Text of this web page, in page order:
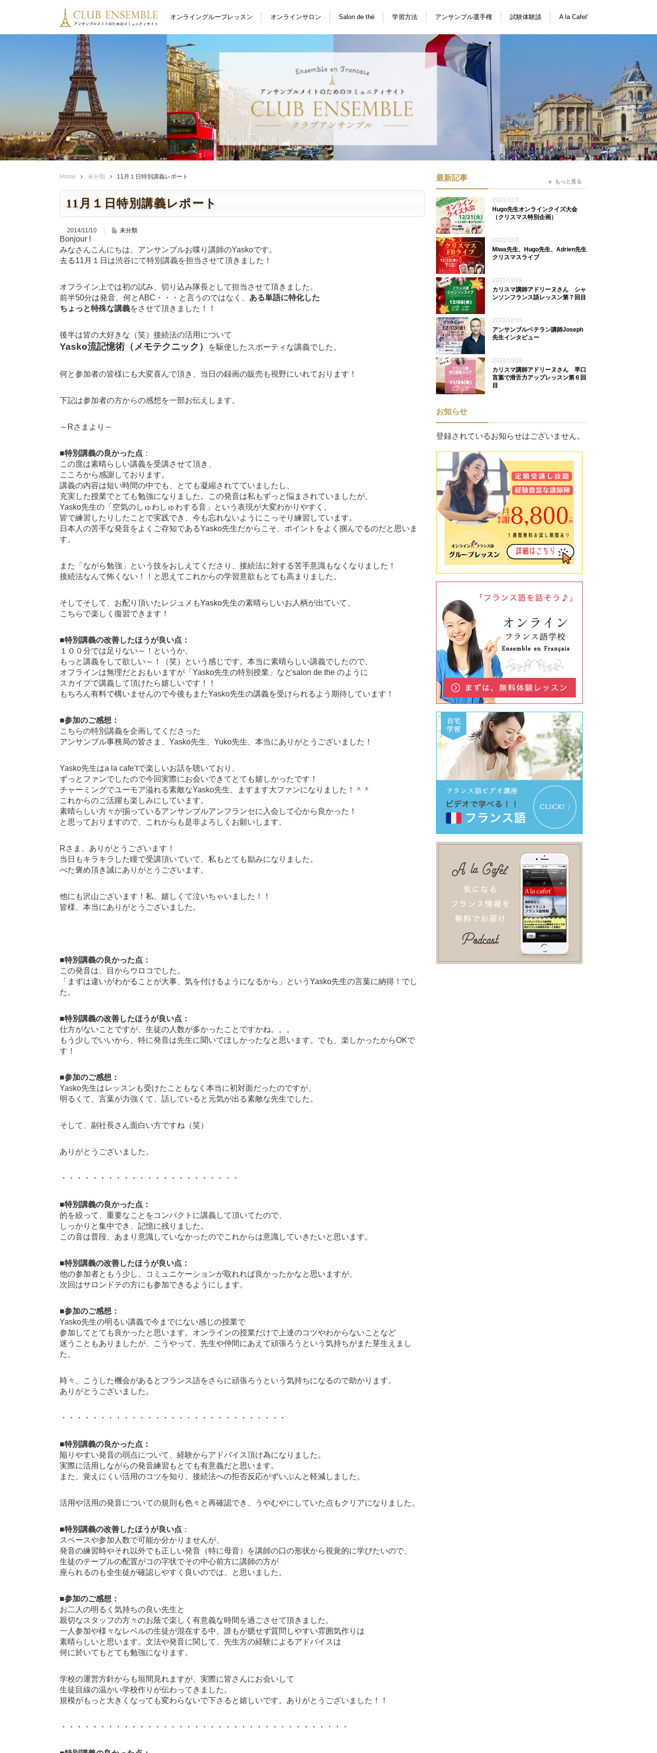
オンライングループレッスン オンラインサロン Salon de thé 学習方法 アンサンブル選手権 試験体験談 A la Cafet’
Home 未分類 11月１日特別講義レポート
11月１日特別講義レポート
2014/11/10 未分類
Bonjour !
みなさんこんにちは、アンサンブルお喋り講師のYaskoです。
去る11月１日は渋谷にて特別講義を担当させて頂きました！
オフライン上では初の試み、切り込み隊長として担当させて頂きました。
前半50分は発音、何とABC・・・と言うのではなく、 ある単語に特化した
ちょっと特殊な講義をさせて頂きました！！
後半は皆の大好きな（笑）接続法の活用について
Yasko流記憶術（メモテクニック） を駆使したスポーティな講義でした。
何と参加者の皆様にも大変喜んで頂き、当日の録画の販売も視野にいれております！
下記は参加者の方からの感想を一部お伝えします。
～Rさまより～
■特別講義の良かった点 ：
この度は素晴らしい講義を受講させて頂き、
こころから感謝しております。
講義の内容は短い時間の中でも、とても凝縮されてていましたし、
充実した授業でとても勉強になりました。この発音は私もずっと悩まされていましたが、
Yasko先生の「空気のしゅわしゅわする音」という表現が大変わかりやすく、
皆で練習したりしたことで実践でき、今も忘れないようにこっそり練習しています。
日本人の苦手な発音をよくご存知であるYasko先生だからこそ、ポイントをよく掴んでるのだと思いま
す。
また「ながら勉強」という技をおしえてくださり、接続法に対する苦手意識もなくなりました！
接続法なんて怖くない！！と思えてこれからの学習意欲もとても高まりました。
そしてそして、お配り頂いたレジュメもYasko先生の素晴らしいお人柄が出ていて、
こちらで楽しく復習できます！
■特別講義の改善したほうが良い点：
１００分では足りない～！というか、
もっと講義をして欲しい～！（笑）という感じです。本当に素晴らしい講義でしたので、
オフラインは無理だとおもいますが「Yasko先生の特別授業」などsalon de the のように
スカイプで講義して頂けたら嬉しいです！！
もちろん有料で構いませんので今後もまたYasko先生の講義を受けられるよう期待しています！
■参加のご感想：
こちらの特別講義を企画してくださった
アンサンブル事務局の皆さま、Yasko先生、Yuko先生、本当にありがとうございました！
Yasko先生はa la cafe’tで楽しいお話を聴いており、
ずっとファンでしたので今回実際にお会いできてとても嬉しかったです！
チャーミングでユーモア溢れる素敵なYasko先生、ますます大ファンになりました！＾＾
これからのご活躍も楽しみにしています。
素晴らしい方々が揃っているアンサンブルアンフランセに入会して心から良かった！
と思っておりますので、これからも是非よろしくお願いします。
Rさま、ありがとうございます！
当日もキラキラした瞳で受講頂いていて、私もとても励みになりました。
べた褒め頂き誠にありがとうございます。
他にも沢山ございます！私、嬉しくて泣いちゃいました！！
皆様、本当にありがとうございました。
■特別講義の良かった点：
この発音は、目からウロコでした。
「まずは違いがわかることが大事、気を付けるようになるから」というYasko先生の言葉に納得！でし
た。
■特別講義の改善したほうが良い点：
仕方がないことですが、生徒の人数が多かったことですかね。。。
もう少しでいいから、特に発音は先生に聞いてほしかったなと思います。でも、楽しかったからOKで
す！
■参加のご感想：
Yasko先生はレッスンも受けたこともなく本当に初対面だったのですが、
明るくて、言葉が力強くて、話していると元気が出る素敵な先生でした。
そして、副社長さん面白い方ですね（笑）
ありがとうございました。
・・・・・・・・・・・・・・・・・・・・・・・
■特別講義の良かった点：
的を絞って、重要なことをコンパクトに講義して頂いてたので、
しっかりと集中でき、記憶に残りました。
この音は普段、あまり意識していなかったのでこれからは意識していきたいと思います。
■特別講義の改善したほうが良い点：
他の参加者ともう少し、コミュニケーションが取れれば良かったかなと思いますが、
次回はサロンドテの方にも参加できるようにします。
■参加のご感想：
Yasko先生の明るい講義で今までにない感じの授業で
参加してとても良かったと思います。オンラインの授業だけで上達のコツやわからないことなど
迷うこともありましたが、こうやって、先生や仲間にあえて頑張ろうという気持ちがまた芽生えまし
た。
時々、こうした機会があるとフランス語をさらに頑張ろうという気持ちになるので助かります。
ありがとうございました。
・・・・・・・・・・・・・・・・・・・・・・・・・・・・・
■特別講義の良かった点：
陥りやすい発音の弱点について、経験からアドバイス頂け為になりました。
実際に活用しながらの発音練習もとても有意義だと思います。
また、覚えにくい活用のコツを知り、接続法への拒否反応がずいぶんと軽減しました。
活用や活用の発音についての規則も色々と再確認でき、うやむやにしていた点もクリアになりました。
■特別講義の改善したほうが良い点 ：
スペースや参加人数で可能か分かりませんが、
発音の練習時やそれ以外でも正しい発音（特に母音）を講師の口の形状から視覚的に学びたいので、
生徒のテーブルの配置がコの字状でその中心前方に講師の方が
座られるのも全生徒が確認しやすく良いのでは、と思いました。
■参加のご感想：
お二人の明るく気持ちの良い先生と
親切なスタッフの方々のお蔭で楽しく有意義な時間を過ごさせて頂きました。
一人参加や様々なレベルの生徒が混在する中、誰もが臆せず質問しやすい雰囲気作りは
素晴らしいと思います。文法や発音に関して、先生方の経験によるアドバイスは
何に於いてもとても勉強になります。
学校の運営方針からも垣間見れますが、実際に皆さんにお会いして
生徒目線の温かい学校作りが伝わってきました。
規模がもっと大きくなっても変わらないで下さると嬉しいです。ありがとうございました！！
・・・・・・・・・・・・・・・・・・・・・・・・・・・・・・・・・・・・・
最新記事
2021/12/7
Hugo先生オンラインクイズ大会
（クリスマス特別企画）
2021/12/7
Miwa先生、Hugo先生、Adrien先生
クリスマスライブ
2021/11/19
カリスマ講師アドリーヌさん シャ
ンソンフランス語レッスン第７回目
2021/11/19
アンサンブルベテラン講師Joseph
先生インタビュー
2021/10/28
カリスマ講師アドリーヌさん 早口
言葉で滑舌力アップレッスン第６回
目
もっと見る
お知らせ
登録されているお知らせはございません。